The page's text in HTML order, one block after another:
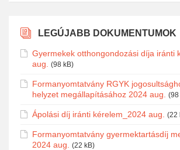
LEGÚJABB DOKUMENTUMOK
Gyermekek otthongondozási díja iránti
aug.
(98 kB)
Formanyomtatvány RGYK
helyzet megállapításához 2024 aug.
(98
Ápolási díj iránti kérelem_2024 aug. (22
Formanyomtatvány gyermektartásdíj
2024 aug.
(22 kB)